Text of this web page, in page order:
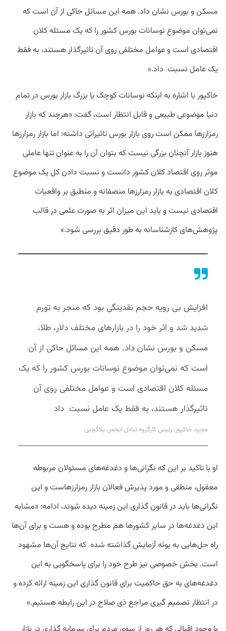
مسکن و بورس نشان داد. همه این مسائل حاکی از آن است که
نمی‌توان موضوع نوسانات بورس کشور را که یک مسئله کلان
اقتصادی است و عوامل مختلفی روی آن تاثیرگذار هستند، به فقط
یک عامل نسبت داد.»
خاکپور با اشاره به اینکه نوسانات کوچک یا بزرگ بازار بورس در تمام
دنیا موضوعی طبیعی و قابل انتظار است، گفت: «هرچند که بازار
رمزارزها ممکن است روی بازار بورس تاثیراتی داشته؛ اما بازار رمزارزها
هنوز بازار آنچنان بزرگی نیست که بتوان آن را به عنوان تنها عاملی
موثر روی اقتصاد کلان کشور دانست و نسبت دادن کل یک موضوع
کلان اقتصادی به بازار رمزارزها منصفانه و منطبق بر واقعیات
اقتصادی نیست و باید این میزان اثر به صورت علمی در قالب
پژوهش‌های کارشناسانه به طور دقیق بررسی شود.»
افزایش بی رویه حجم نقدینگی بود که منجر به تورم
شدید شد و اثر خود را در بازارهای مختلف دلار، طلا،
مسکن و بورس نشان داد. همه این مسائل حاکی از آن
است که نمی‌توان موضوع نوسانات بورس کشور را که یک
مسئله کلان اقتصادی است و عوامل مختلفی روی آن
تاثیرگذار هستند، به فقط یک عامل نسبت داد
مجید خاکپور، رئیس کارگروه تبادل انجمن بلاکچین
او با تاکید بر این که نگرانی‌ها و دغدغه‌های مسئولان مربوطه
معقول، منطقی و مورد پذیرش فعالان بازار رمزارزهاست و این
نگرانی‌ها باید در قانون گذاری این زمینه دیده شوند، ادامه: «مشابه
این دغدغه‌ها در سایر کشورها هم مطرح بوده و هست و برای آن‌ها
راه حل‌هایی به بوته آزمایش گذاشته شده‌ که نتایج آن‌ها مشهود
است. بخش خصوصی نیز طرح خود را برای پاسخگویی به این
دغدغه‌های به حق حاکمیت برای قانون گذاری این زمینه ارائه کرده و
در انتظار تصمیم گیری مراجع ذی صلاح در این رابطه هستیم.»